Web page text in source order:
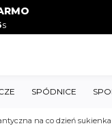
s
SPÓDNICE
na co dzień